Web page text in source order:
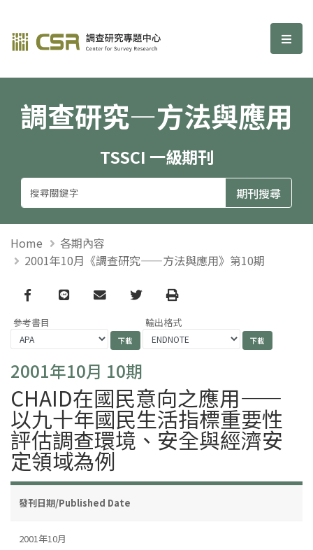
調查研究—方法與應用期刊 選
調查研究—方法與應用
TSSCI 一級期刊
Home
各期內容
2001年10月《調查研究——方法與應用》第10期
Facebook
line email TwitterPrint
參考書目 輸出格式
2001年10月 10期
CHAID在國民意向之應用——
以九十年國民生活指標重要性
評估調查環境、安全與經濟安
定領域為例
發刊日期/Published Date
2001年10月